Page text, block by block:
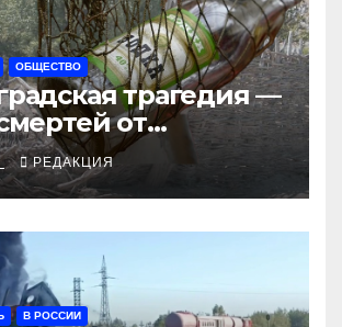
ОБЩЕСТВО
трагедия —
от
РЕДАКЦИЯ
В РОССИИ